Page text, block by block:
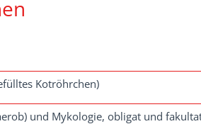
Kotröhrchen)
und Mykologie, obligat und